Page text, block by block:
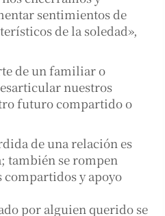
sentimientos de
de la soledad»,
de un familiar o
nuestros
futuro compartido o
de una relación es
también se rompen
compartidos y apoyo
por alguien querido se